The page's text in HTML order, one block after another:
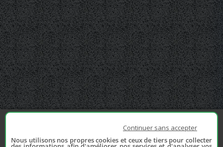
Continuer sans accepter
Nous utilisons nos propres cookies et ceux de tiers pour collecter